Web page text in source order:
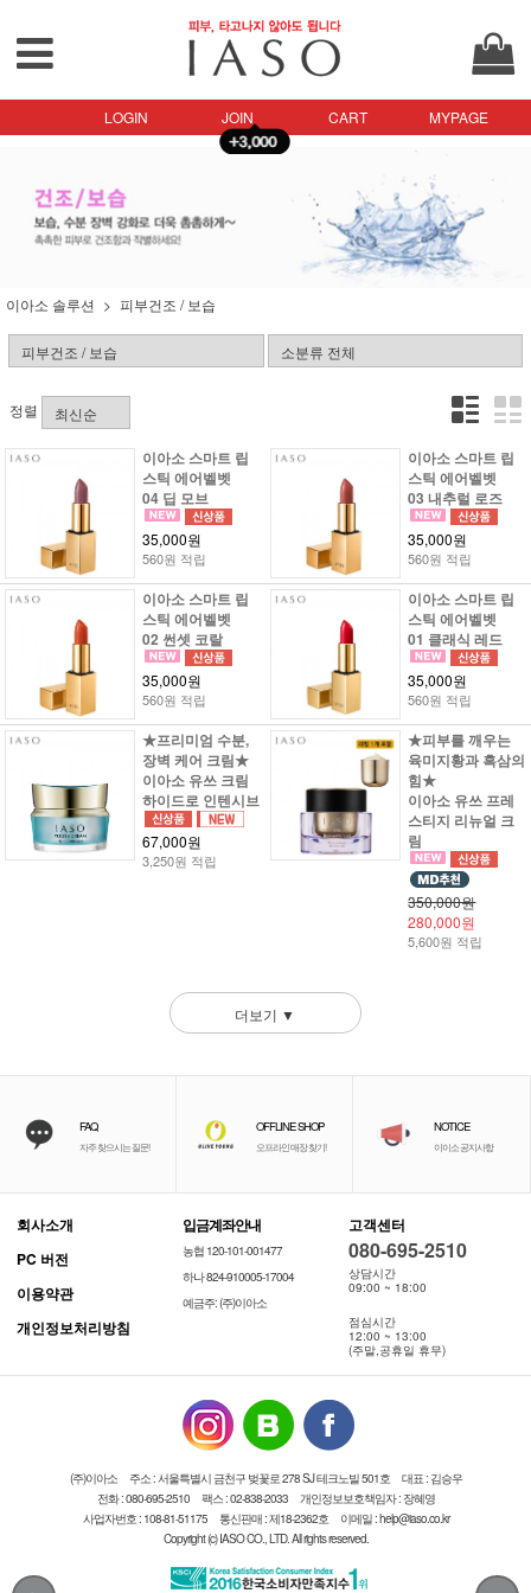
LOGIN JOIN CART MYPAGE
이아소 솔루션 피부건조 / 보습
정렬
이아소 스마트 립
스틱 에어벨벳
04 딥 모브
35,000원
560원 적립
이아소 스마트 립
스틱 에어벨벳
03 내추럴 로즈
35,000원
560원 적립
이아소 스마트 립
스틱 에어벨벳
02 썬셋 코랄
35,000원
560원 적립
이아소 스마트 립
스틱 에어벨벳
01 클래식 레드
35,000원
560원 적립
★프리미엄 수분,
장벽 케어 크림★
이아소 유쓰 크림
하이드로 인텐시브
67,000원
3,250원 적립
★피부를 깨우는
육미지황과 흑삼의
힘★
이아소 유쓰 프레
스티지 리뉴얼 크
림
350,000원
280,000원
5,600원 적립
더보기 ▼
FAQ
자주 찾으시는 질문!
OFFLINE SHOP
오프라인 매장 찾기!
NOTICE
이이소 공지사항
회사소개
PC 버전
이용약관
개인정보처리방침
입금계좌안내
농협 120-101-001477
하나 824-910005-17004
예금주: (주)이아소
고객센터
080-695-2510
상담시간
09:00 ~ 18:00
점심시간
12:00 ~ 13:00
(주말,공휴일 휴무)
(주)이아소 주소 : 서울특별시 금천구 벚꽃로 278 SJ 테크노빌 501호
대표 : 김승우
전화 : 080-695-2510
팩스 : 02-838-2033
개인정보보호책임자 : 장혜영
사업자번호 : 108-81-51175
통신판매 : 제18-2362호
이메일 : help@iaso.co.kr
Copyright (c) IASO CO., LTD. All rights reserved.